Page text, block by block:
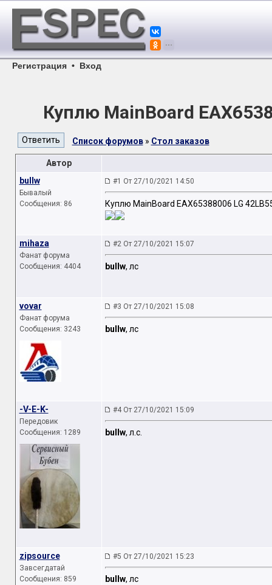
Регистрация • Вход
Куплю MainBoard
Список форумов» Стол заказов
Автор
bullw
Бывалый
Сообщения: 86
#1 От 27/10/2021 14:50
Куплю MainBoard EAX65388006 LG
mihaza
Фанат форума
Сообщения: 4404
#2 От 27/10/2021 15:07
bullw, лс
vovar
Фанат форума
Сообщения: 3243
#3 От 27/10/2021 15:08
bullw, лс
-V-E-K-
Передовик
Сообщения: 1289
#4 От 27/10/2021 15:09
bullw, л.с.
zipsource
Завсегдатай
Сообщения: 859
#5 От 27/10/2021 15:23
bullw, лс